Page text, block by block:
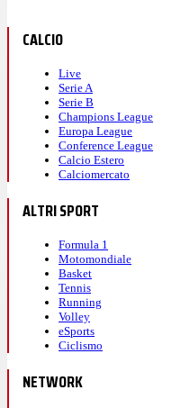
CALCIO
Live
Serie A
Serie B
Champions League
Europa League
Conference League
Calcio Estero
Calciomercato
ALTRI SPORT
Formula 1
Motomondiale
Basket
Tennis
Running
Volley
eSports
Ciclismo
NETWORK